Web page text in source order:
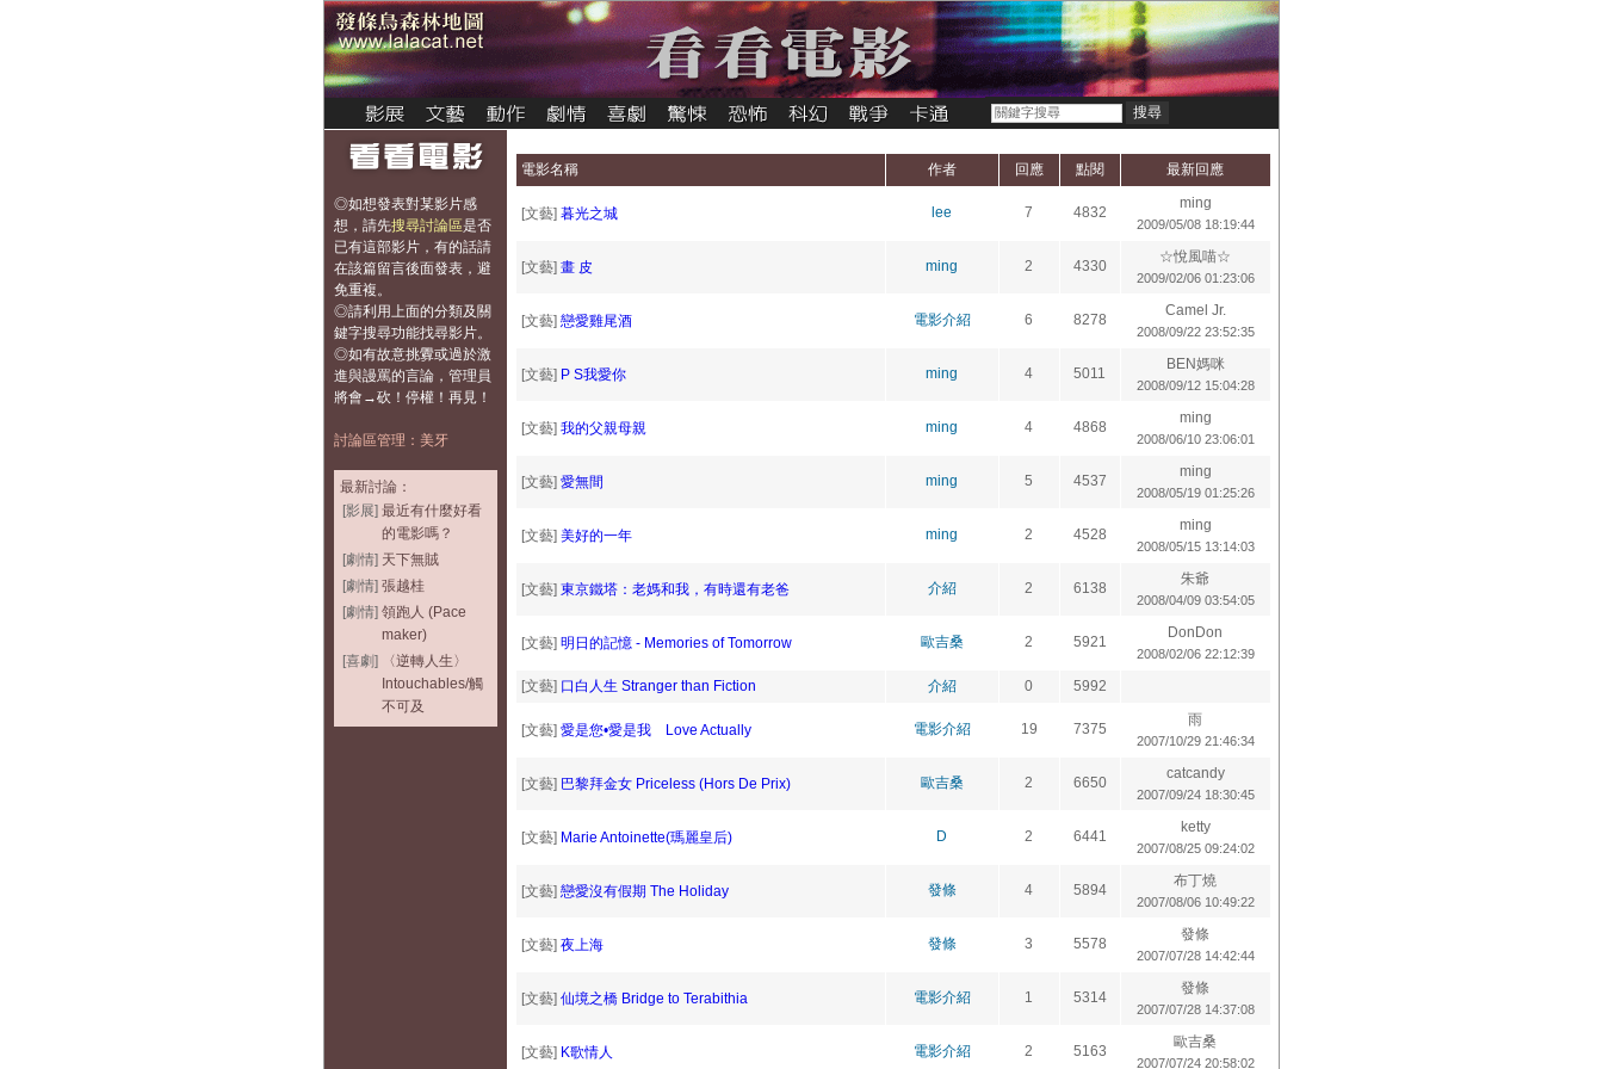
◎如想發表對某影片感
想， 請先搜尋討論區是否
已有這部影片，有的話請
在該篇留言後面發表，避
免重複。
◎請利用上面的分類及關
鍵字搜尋功能找尋影片。
◎如有故意挑釁或過於激
進與謾罵的言論，管理員
將會→砍！停權！再見！
討論區管理：美牙
最新討論：
[影展] 最近有什麼好看
的電影嗎？
[劇情] 天下無賊
[劇情] 張越桂
[劇情] 領跑人 (Pace
maker)
[喜劇]
〈逆轉人生〉
Intouchables/觸
不可及
電影名稱 作者 回應 點閱 最新回應
[文藝] 暮光之城 lee 7 4832
ming
2009/05/08 18:19:44
[文藝] 畫 皮 ming 2 4330
☆悅風喵☆
2009/02/06 01:23:06
[文藝] 戀愛雞尾酒 電影介紹 6 8278
Camel Jr.
2008/09/22 23:52:35
[文藝] P S我愛你 ming 4 5011
BEN媽咪
2008/09/12 15:04:28
[文藝] 我的父親母親 ming 4 4868
ming
2008/06/10 23:06:01
[文藝] 愛無間 ming 5 4537
ming
2008/05/19 01:25:26
[文藝] 美好的一年 ming 2 4528
ming
2008/05/15 13:14:03
[文藝] 東京鐵塔：老媽和我，有時還有老爸 介紹 2 6138
朱爺
2008/04/09 03:54:05
[文藝] 明日的記憶 - Memories of Tomorrow 歐吉桑 2 5921
DonDon
2008/02/06 22:12:39
[文藝] 口白人生 Stranger than Fiction 介紹 0 5992
[文藝] 愛是您•愛是我 Love Actually 電影介紹 19 7375
雨
2007/10/29 21:46:34
[文藝] 巴黎拜金女 Priceless (Hors De Prix) 歐吉桑 2 6650
catcandy
2007/09/24 18:30:45
[文藝] Marie Antoinette(瑪麗皇后) D 2 6441
ketty
2007/08/25 09:24:02
[文藝] 戀愛沒有假期 The Holiday 發條 4 5894
布丁燒
2007/08/06 10:49:22
[文藝] 夜上海 發條 3 5578
發條
2007/07/28 14:42:44
[文藝] 仙境之橋 Bridge to Terabithia 電影介紹 1 5314
發條
2007/07/28 14:37:08
[文藝] K歌情人 電影介紹 2 5163
歐吉桑
2007/07/24 20:58:02